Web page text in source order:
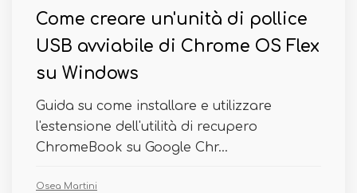
Come creare un'unità di pollice
USB avviabile di Chrome OS Flex
su Windows
Guida su come installare e utilizzare
l'estensione dell'utilità di recupero
ChromeBook su Google Chr...
Osea Martini